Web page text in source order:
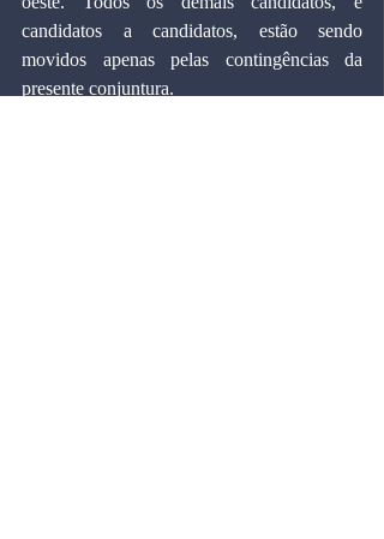
candidatos a candidatos, estão sendo
movidos apenas pelas contingências da
presente conjuntura.